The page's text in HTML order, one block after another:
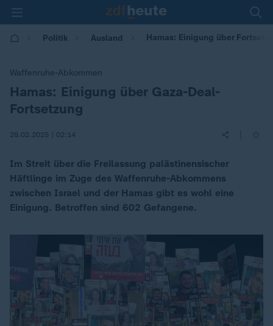
Politik Ausland Hamas: Einigung über
Waffenruhe-Abkommen
:Hamas: Einigung über Gaza-Deal-
Fortsetzung
26.02.2025 | 02:14
Im Streit über die Freilassung palästinensischer
Häftlinge im Zuge des Waffenruhe-Abkommens
zwischen Israel und der Hamas gibt es wohl eine
Einigung. Betroffen sind 602 Gefangene.